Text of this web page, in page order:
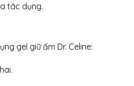
tác dụng.
gel giữ ấm Dr. Celine: